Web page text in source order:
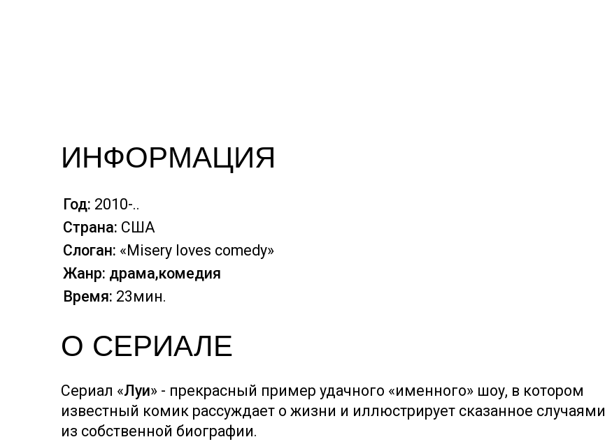
ИНФОРМАЦИЯ
Год: 2010-..
Страна: США
Слоган: «Misery loves comedy»
Жанр: драма,комедия
Время: 23мин.
О СЕРИАЛЕ
Сериал «Луи» - прекрасный пример удачного «именного» шоу, в котором
известный комик рассуждает о жизни и иллюстрирует сказанное случаями
из собственной биографии.